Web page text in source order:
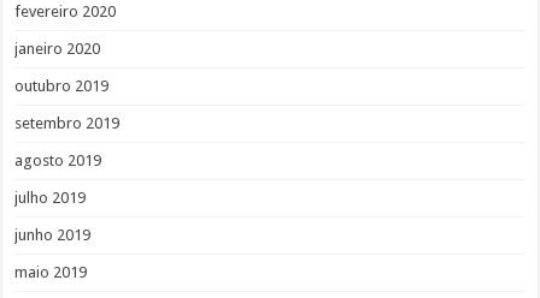
fevereiro 2020
janeiro 2020
outubro 2019
setembro 2019
agosto 2019
julho 2019
junho 2019
maio 2019